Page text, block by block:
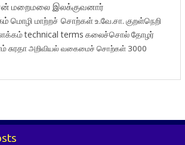
மறைமலை இலக்குவனார்
மொழி மாற்றச் சொற்கள்உ.வே.சா. குறள்நெறி
technical terms கலைச்சொல்தோழர்
சுரதாஅறிவியல் வகைமைச் சொற்கள் 3000